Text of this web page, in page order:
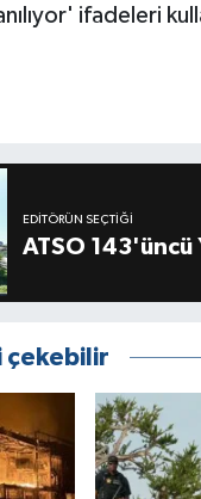
ifadeleri
EDITÖRÜN SEÇTIĞI
ATSO 143'üncü
çekebilir